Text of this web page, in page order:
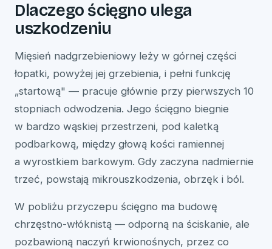
Dlaczego ścięgno ulega
uszkodzeniu
Mięsień nadgrzebieniowy leży w górnej części
łopatki, powyżej jej grzebienia, i pełni funkcję
„startową" — pracuje głównie przy pierwszych 10
stopniach odwodzenia. Jego ścięgno biegnie
w bardzo wąskiej przestrzeni, pod kaletką
podbarkową, między głową kości ramiennej
a wyrostkiem barkowym. Gdy zaczyna nadmiernie
trzeć, powstają mikrouszkodzenia, obrzęk i ból.
W pobliżu przyczepu ścięgno ma budowę
chrzęstno-włóknistą — odporną na ściskanie, ale
pozbawioną naczyń krwionośnych, przez co